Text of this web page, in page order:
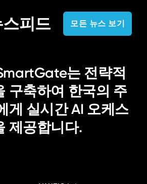
피드 모든 뉴스 보기
는 전략적
구축하여 한국의 주
게 실시간 AI 오케스
제공합니다.